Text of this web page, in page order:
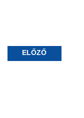
ELŐZŐ